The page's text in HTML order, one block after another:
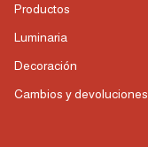
Productos
Luminaria
Decoración
Cambios y devoluciones